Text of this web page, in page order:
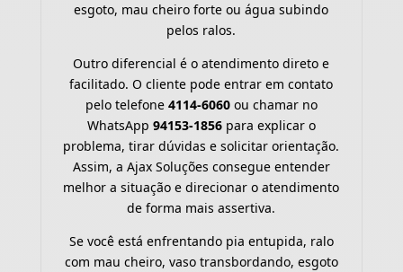
esgoto, mau cheiro forte ou água subindo
pelos ralos.
Outro diferencial é o atendimento direto e
facilitado. O cliente pode entrar em contato
pelo telefone 4114-6060ou chamar no
WhatsApp 94153-1856para explicar o
problema, tirar dúvidas e solicitar orientação.
Assim, a Ajax Soluções consegue entender
melhor a situação e direcionar o atendimento
de forma mais assertiva.
Se você está enfrentando pia entupida, ralo
com mau cheiro, vaso transbordando, esgoto